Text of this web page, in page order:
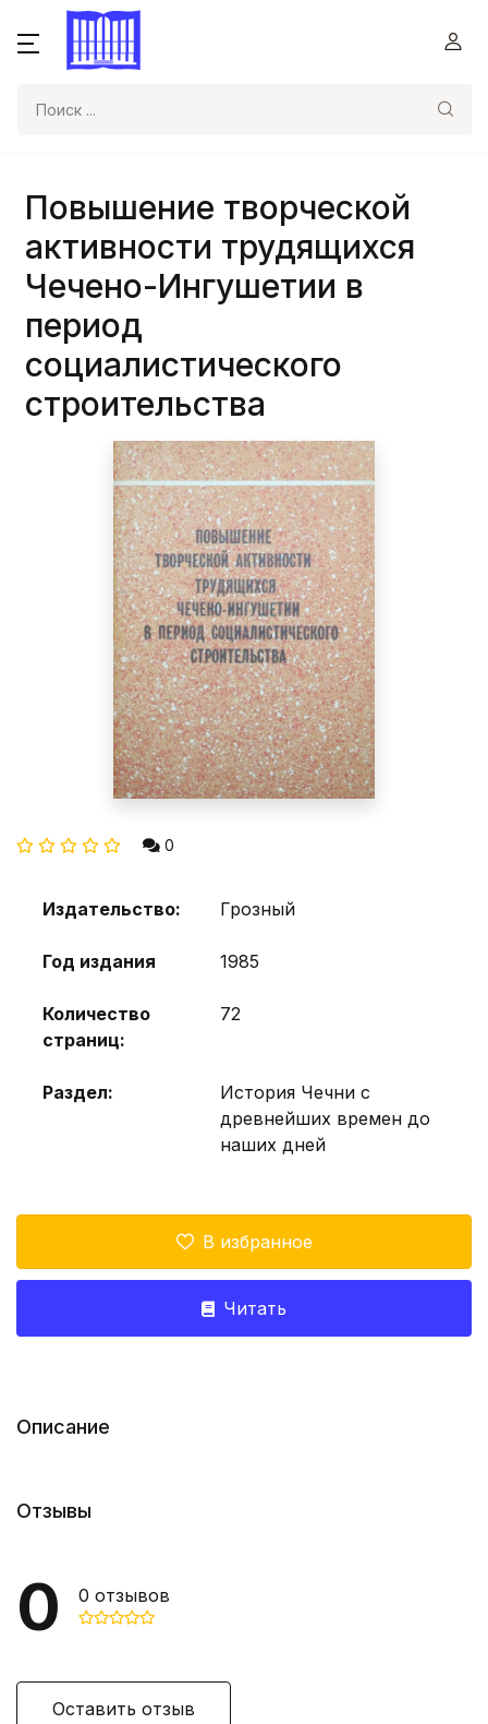
Повышение творческой
активности трудящихся
Чечено-Ингушетии в
период
социалистического
строительства
0
Издательство: Грозный
Год издания 1985
Количество
страниц:
72
Раздел:
История Чечни с
древнейших времен до
наших дней
В избранное
Читать
Описание
Отзывы
0 0 отзывов
Оставить отзыв